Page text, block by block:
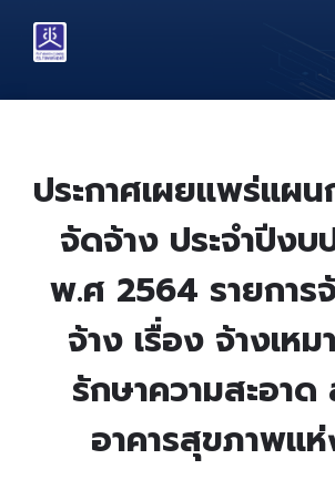
content
main
footer
ประกาศเผยแพร่แผ
จัดจ้าง ประจำปีงบ
พ.ศ 2564 รายกา
จ้าง เรื่อง จ้างเหม
รักษาความสะอาด
อาคารสุขภาพแ